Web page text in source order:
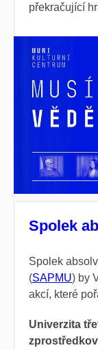
překračující
Spolek
Spolek
(SAPMU) by
akcí, které
Univerzita